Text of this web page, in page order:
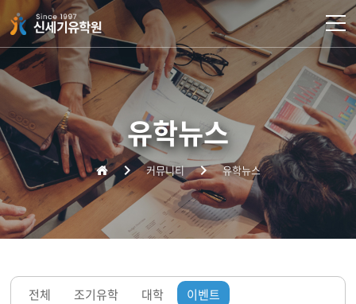
주메뉴 바로가기
컨텐츠 바로가기
유학뉴스
커뮤니티 유학뉴스
전체 조기유학 대학 이벤트